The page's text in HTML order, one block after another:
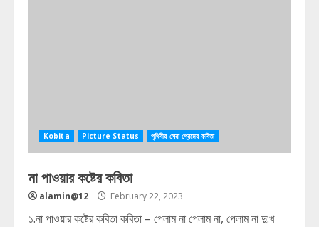
Kobita Picture Status পৃথিবীর সেরা প্রেমের কবিতা
না পাওয়ার কষ্টের কবিতা
alamin@12 February 22, 2023
১.না পাওয়ার কষ্টের কবিতা কবিতা – পেলাম না পেলাম না, পেলাম না দু:খ